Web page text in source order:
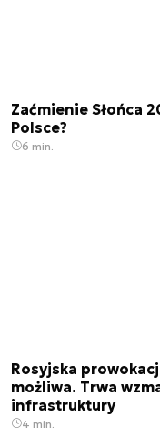
Zaćmienie Słońca
Polsce?
6 min.
Rosyjska
możliwa. Trwa
infrastruktury
4 min.